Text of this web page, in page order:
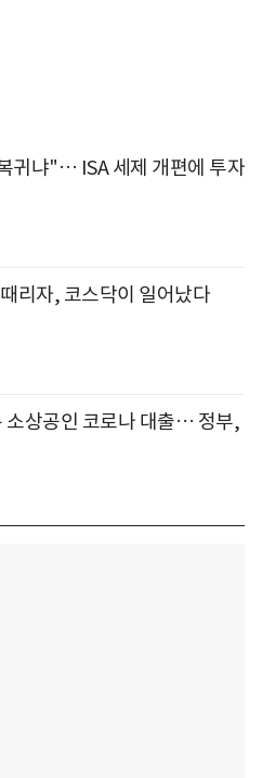
귀냐"… ISA 세제 개편에 투자
리자, 코스닥이 일어났다
소상공인 코로나 대출… 정부,